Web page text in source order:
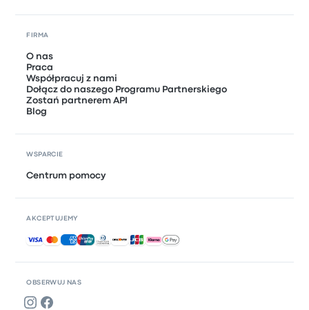
OBSERWUJ NAS
FIRMA
O nas
Praca
Współpracuj z nami
Dołącz do naszego Programu Partnerskiego
Zostań partnerem API
Blog
WSPARCIE
Centrum pomocy
AKCEPTUJEMY
Akceptowane płatności